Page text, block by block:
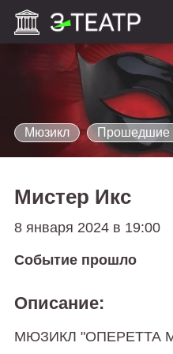
Mюзикл Прошедшие
Мистер Икс
8 января 2024 в 19:00
Событие прошло
Описание:
МЮЗИКЛ "ОПЕРЕТТА